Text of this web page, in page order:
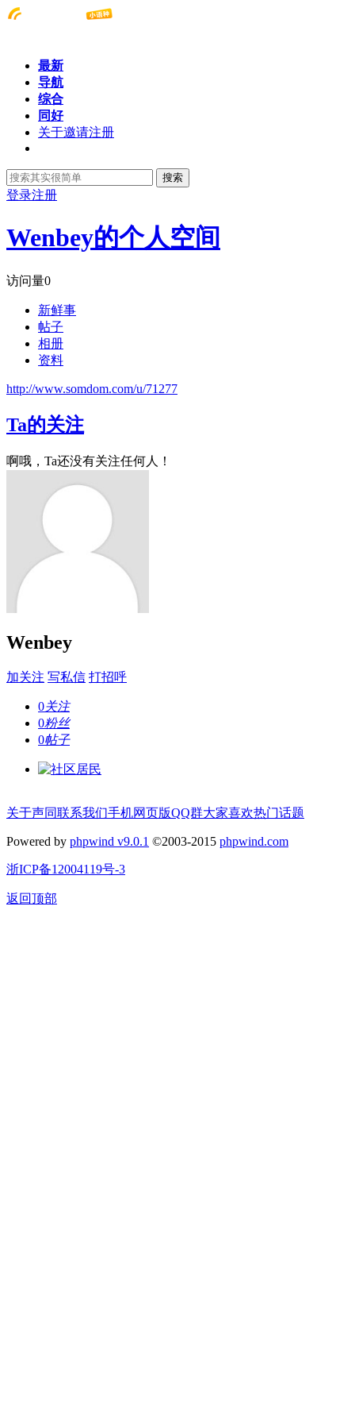
最新
导航
综合
同好
关于邀请注册
搜索
登录注册
Wenbey的个人空间
访问量0
新鲜事
帖子
相册
资料
http://www.somdom.com/u/71277
Ta的关注
啊哦，Ta还没有关注任何人！
Wenbey
加关注 写私信 打招呼
0关注
0粉丝
0帖子
关于声同联系我们手机网页版QQ群大家喜欢热门话题
Powered by phpwind v9.0.1 ©2003-2015 phpwind.com
浙ICP备12004119号-3
返回顶部